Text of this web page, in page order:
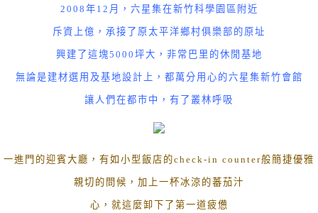
2008 年 12 月，六星集在新竹科學園區附近
斥資上億，承接了原太平洋鄉村俱樂部的原址
興建了這塊5000 坪大，非常巴里的休閒基地
無論是建材選用及基地設計上，都萬分用心的六星集新竹會館
讓人們在都市中，有了叢林呼吸
一進門的迎賓大廳，有如小型飯店的check-in counter般簡捷優雅
親切的問候，加上一杯冰涼的蕃茄汁
心，就這麼卸下了第一道疲憊